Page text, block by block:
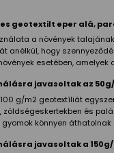
geotextilt eper alá,
a növények
anélkül, hogy
esetében,
javasoltak az
g/m2 geotextíliát
zöldségeskertekben és
gyomok könnyen áthatolnak
javasoltak a